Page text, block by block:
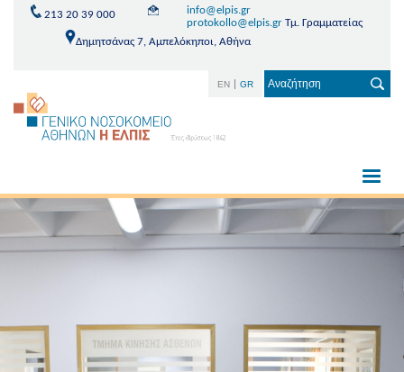
213 20 39 000
info@elpis.gr
protokollo@elpis.grΤμ. Γραμματείας
Δημητσάνας 7, Αμπελόκηποι, Αθήνα
EN GR